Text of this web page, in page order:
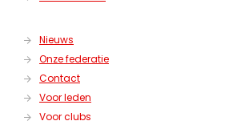
Nieuws
Onze federatie
Contact
Voor leden
Voor clubs